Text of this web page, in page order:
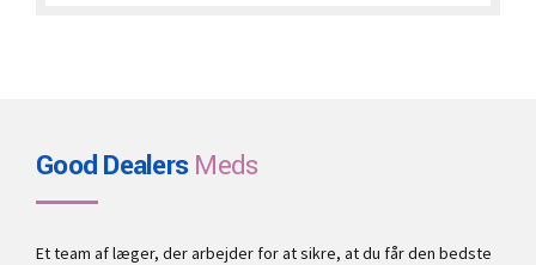
Good DealersMeds
Et team af læger, der arbejder for at sikre, at du får den bedste